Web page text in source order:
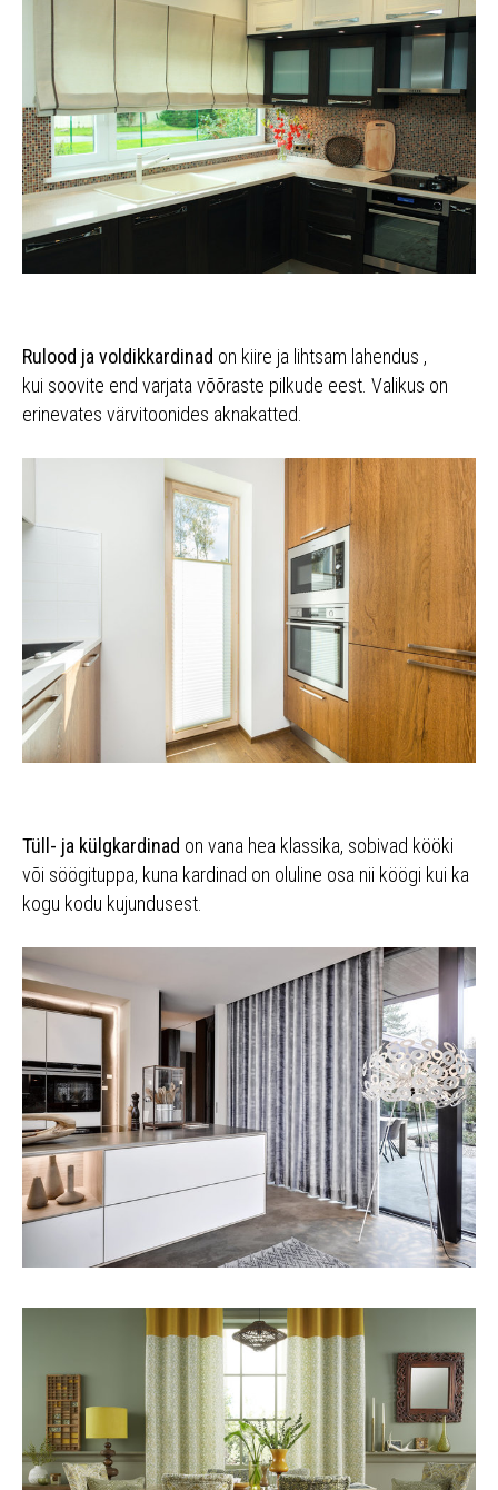
Rulood ja voldikkardinad on kiire ja lihtsam lahendus ,
kui soovite end varjata võõraste pilkude eest. Valikus on
erinevates värvitoonides aknakatted.
Tüll- ja külgkardinad on vana hea klassika, sobivad kööki
või söögituppa, kuna kardinad on oluline osa nii köögi kui ka
kogu kodu kujundusest.